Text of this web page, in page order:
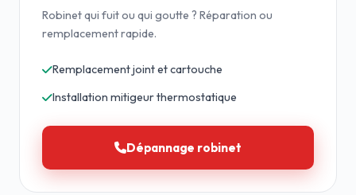
Robinet qui fuit ou qui goutte ? Réparation ou
remplacement rapide.
Remplacement joint et cartouche
Installation mitigeur thermostatique
Dépannage robinet